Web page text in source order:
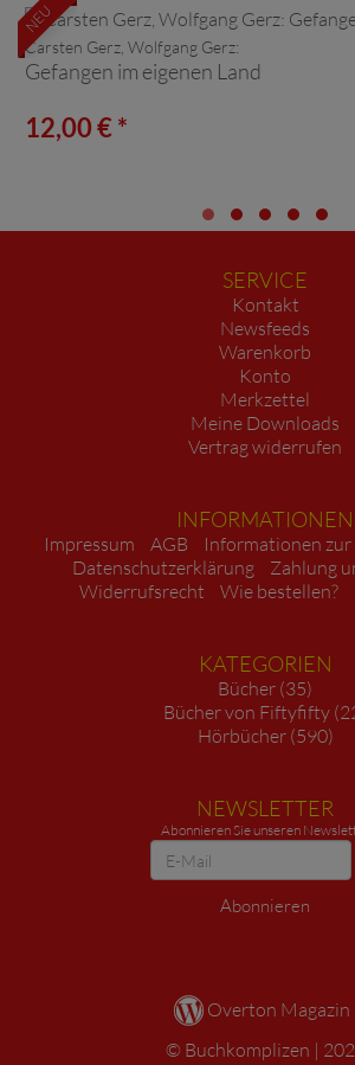
NEU
Carsten Gerz, Wolfgang Gerz:
Gefangen im eigenen Land
12,00 € *
SERVICE
Kontakt
Newsfeeds
Warenkorb
Konto
Merkzettel
Meine Downloads
Vertrag widerrufen
INFORMATIONEN
Impressum AGB
Informationen
Datenschutzerklärung
Zahlung
Widerrufsrecht
Wie bestellen?
KATEGORIEN
Bücher (35)
Bücher von Fiftyfifty
Hörbücher (590)
NEWSLETTER
Abonnieren Sie unseren
Newsletter
Abonnieren
Overton Magazin
Buchkomplizen